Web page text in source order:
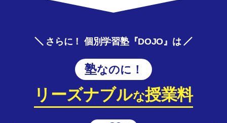
さらに！ 個別学習塾『DOJO』は
塾なのに！
リーズナブルな授業料